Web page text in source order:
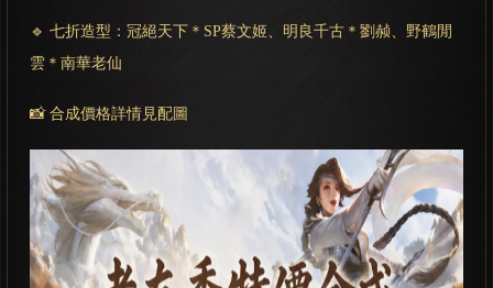
🔹 七折造型：冠絕天下＊SP蔡文姬、明良千古＊劉赪、野鶴閒
雲＊南華老仙
📸 合成價格詳情見配圖